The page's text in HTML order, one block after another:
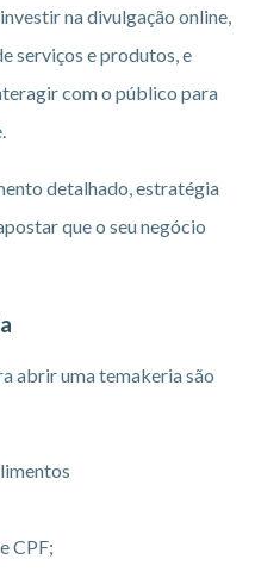
na divulgação online,
serviços e produtos, e
com o público para
detalhado, estratégia
que o seu negócio
abrir uma temakeria são
CPF;